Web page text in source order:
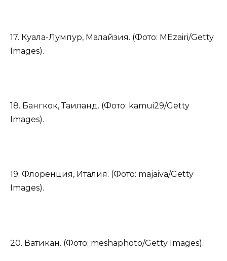
17. Куала-Лумпур, Малайзия. (Фото: MEzairi/Getty
Images).
18. Бангкок, Таиланд. (Фото: kamui29/Getty
Images).
19. Флоренция, Италия. (Фото: majaiva/Getty
Images).
20. Ватикан. (Фото: meshaphoto/Getty Images).